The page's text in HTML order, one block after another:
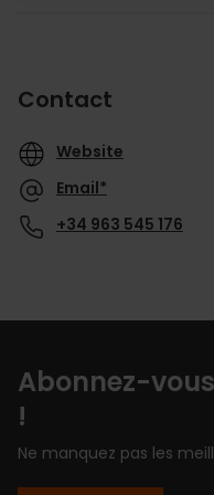
Contact
Website
Email*
+34 963 545 176
Abonnez-
!
Ne manquez pas les